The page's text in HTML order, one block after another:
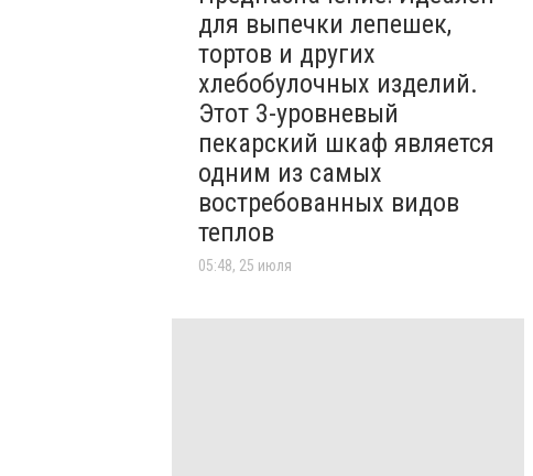
для выпечки лепешек,
тортов и других
хлебобулочных изделий.
Этот 3-уровневый
пекарский шкаф является
одним из самых
востребованных видов
теплов
05:48, 25 июля